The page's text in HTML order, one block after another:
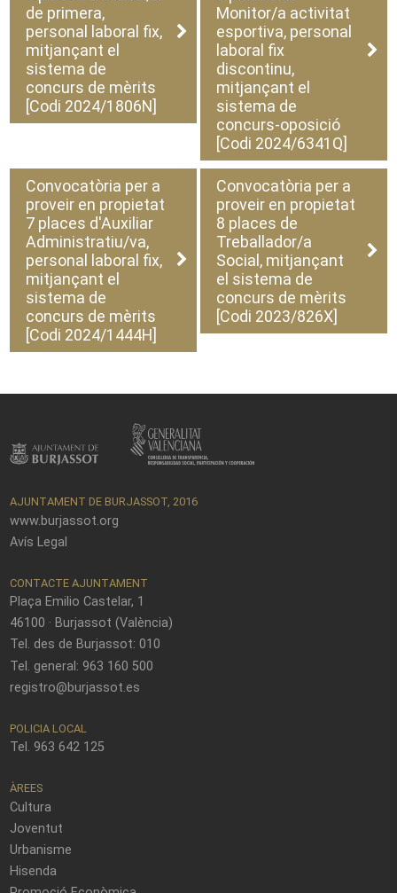
de primera,
personal laboral fix,
mitjançant el
sistema de
concurs de mèrits
[Codi 2024/1806N]
Monitor/a activitat
esportiva, personal
laboral fix
discontinu,
mitjançant el
sistema de
concurs-oposició
[Codi 2024/6341Q]
Convocatòria per a
proveir en propietat
7 places d'Auxiliar
Administratiu/va,
personal laboral fix,
mitjançant el
sistema de
concurs de mèrits
[Codi 2024/1444H]
Convocatòria per a
proveir en propietat
8 places de
Treballador/a
Social, mitjançant
el sistema de
concurs de mèrits
[Codi 2023/826X]
AJUNTAMENT DE BURJASSOT, 2016
www.burjassot.org
Avís Legal
CONTACTE AJUNTAMENT
Plaça Emilio Castelar, 1
46100 · Burjassot (València)
Tel. des de Burjassot: 010
Tel. general: 963 160 500
registro@burjassot.es
POLICIA LOCAL
Tel. 963 642 125
ÀREES
Cultura
Joventut
Urbanisme
Hisenda